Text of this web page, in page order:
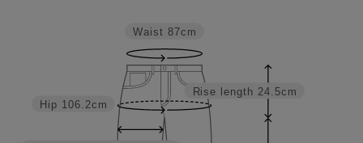
Rise length 24.5cm
Hip 106.2cm
Waist 87cm